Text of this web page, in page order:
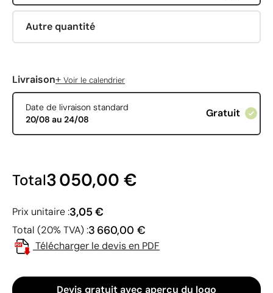
Autre quantité
Livraison+ Voir le calendrier
Date de livraison standard
20/08 au 24/08
Gratuit
Total3 050,00 €
Prix unitaire :3,05 €
Total (20% TVA) :3 660,00 €
Télécharger le devis en PDF
Devis gratuit avec aperçu du logo